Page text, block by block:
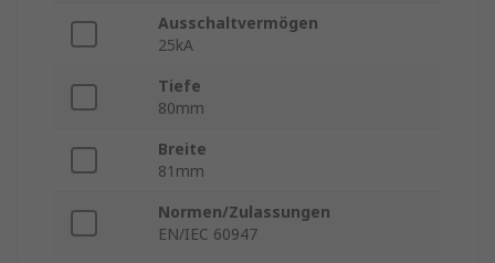
Ausschaltvermögen
25kA
Tiefe
80mm
Breite
81mm
Normen/Zulassungen
EN/IEC 60947